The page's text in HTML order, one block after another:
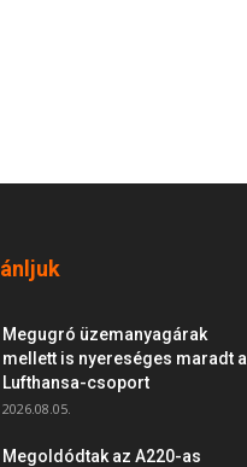
Megugró üzemanyagárak
mellett is nyereséges maradt a
Lufthansa-csoport
2026.08.05.
Megoldódtak az A220-as